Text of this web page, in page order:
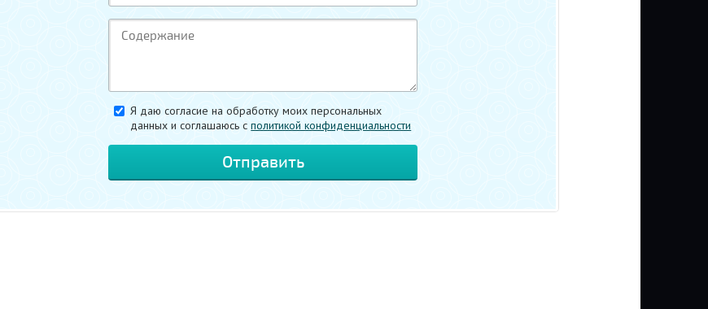
Я даю согласие на обработку моих персональных
данных и соглашаюсь cполитикой конфиденциальности